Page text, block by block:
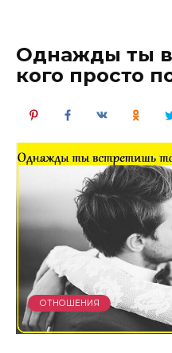
Однажды ты
кого просто
ОТНОШЕНИЯ